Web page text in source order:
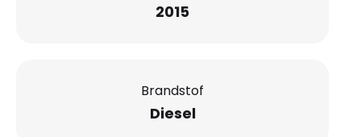
2015
Brandstof
Diesel